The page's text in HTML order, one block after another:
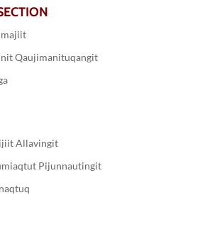
Qaujimanituqangit
Allavingit
Pijunnautingit